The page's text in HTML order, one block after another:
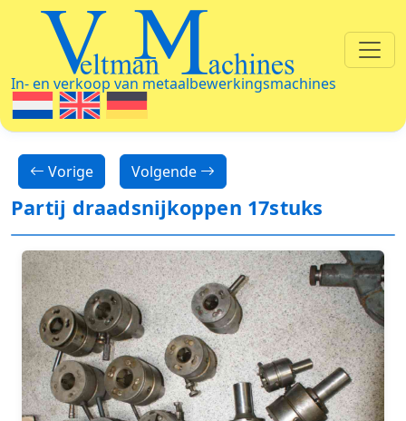
Veltman Machines
In- en verkoop van metaalbewerkingsmachines
Vorige Volgende
Partij draadsnijkoppen 17stuks